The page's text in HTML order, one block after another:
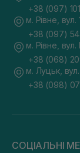
+38 (097)
м. Рівне, вул.
+38 (097)
м. Рівне,
+38 (068)
м. Луцьк,
+38 (098)
СОЦІАЛЬНІ